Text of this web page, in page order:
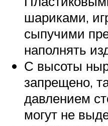
шариками,
сыпучими
наполнять
С высоты
запрещено,
давлением
могут не